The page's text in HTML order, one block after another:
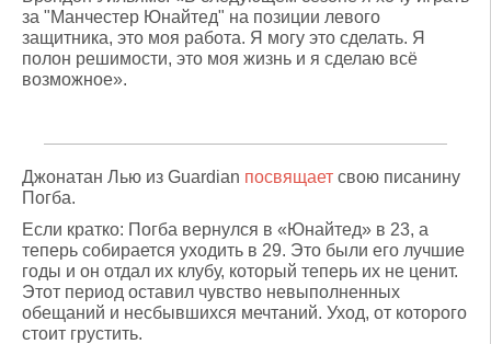
за "Манчестер Юнайтед" на позиции левого
защитника, это моя работа. Я могу это сделать. Я
полон решимости, это моя жизнь и я сделаю всё
возможное».
Джонатан Лью из Guardian посвящает свою писанину
Погба.
Если кратко: Погба вернулся в «Юнайтед» в 23, а
теперь собирается уходить в 29. Это были его лучшие
годы и он отдал их клубу, который теперь их не ценит.
Этот период оставил чувство невыполненных
обещаний и несбывшихся мечтаний. Уход, от которого
стоит грустить.